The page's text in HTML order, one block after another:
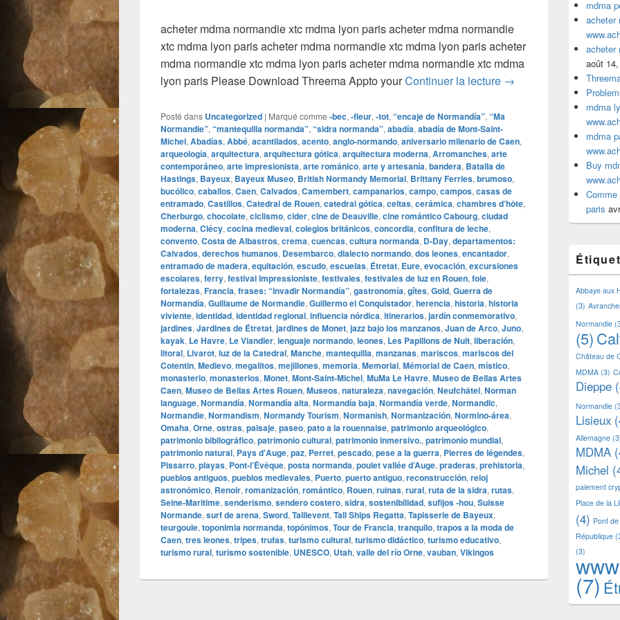
acheter mdma normandie xtc mdma lyon paris acheter mdma normandie
xtc mdma lyon paris acheter mdma normandie xtc mdma lyon paris acheter
mdma normandie xtc mdma lyon paris acheter mdma normandie xtc mdma
lyon paris Please Download Threema Appto yourContinuer la lecture acheter mdma
→
Posté dans Uncategorized | Marqué comme ‑bec, ‑fleur, ‑tot, “encaje de Normandía”, “Ma
Normandie”, “mantequilla normanda”, “sidra normanda”, abadía, abadía de Mont-Saint-
Michel, Abadías, Abbé, acantilados, acento, anglo‑normando, aniversario milenario de Caen,
arqueología, arquitectura, arquitectura gótica, arquitectura moderna, Arromanches, arte
contemporáneo, arte impresionista, arte románico, arte y artesanía, bandera, Batalla de
Hastings, Bayeux, Bayeux Museo, British Normandy Memorial, Brittany Ferries, brumoso,
bucólico, caballos, Caen, Calvados, Camembert, campanarios, campo, campos, casas de
entramado, Castillos, Catedral de Rouen, catedral gótica, celtas, cerámica, chambres d’hôte,
Cherburgo, chocolate, ciclismo, cider, cine de Deauville, cine romántico Cabourg, ciudad
moderna, Clécy, cocina medieval, colegios británicos, concordia, confitura de leche,
convento, Costa de Albastros, crema, cuencas, cultura normanda, D‑Day, departamentos:
Calvados, derechos humanos, Desembarco, dialecto normando, dos leones, encantador,
entramado de madera, equitación, escudo, escuelas, Étretat, Eure, evocación, excursiones
escolares, ferry, festival Impressioniste, festivales, festivales de luz en Rouen, foie,
fortalezas, Francia, frases: “invadir Normandía”, gastronomía, gîtes, Gold, Guerra de
Normandía, Guillaume de Normandie, Guillermo el Conquistador, herencia, historia, historia
viviente, identidad, identidad regional, influencia nórdica, itinerarios, jardín conmemorativo,
jardines, Jardines de Étretat, jardines de Monet, jazz bajo los manzanos, Juan de Arco, Juno,
kayak, Le Havre, Le Viandier, lenguaje normando, leones, Les Papillons de Nuit, liberación,
litoral, Livarot, luz de la Catedral, Manche, mantequilla, manzanas, mariscos, mariscos del
Cotentin, Medievo, megalitos, mejillones, memoria, Memorial, Mémorial de Caen, místico,
monasterio, monasterios, Monet, Mont‑Saint‑Michel, MuMa Le Havre, Museo de Bellas Artes
Caen, Museo de Bellas Artes Rouen, Museos, naturaleza, navegación, Neufchâtel, Norman
language, Normandía, Normandía alta, Normandía baja, Normandía verde, Normandic,
Normandie, Normandism, Normandy Tourism, Normanish, Normanización, Normino‑área,
Omaha, Orne, ostras, paisaje, paseo, pato a la rouennaise, patrimonio arqueológico,
patrimonio bibliográfico, patrimonio cultural, patrimonio inmersivo., patrimonio mundial,
patrimonio natural, Pays d'Auge, paz, Perret, pescado, pese a la guerra, Pierres de légendes,
Pissarro, playas, Pont‑l’Évêque, posta normanda, poulet vallée d’Auge, praderas, prehistoria,
pueblos antiguos, pueblos medievales, Puerto, puerto antiguo, reconstrucción, reloj
astronómico, Renoir, romanización, romántico, Rouen, ruinas, rural, ruta de la sidra, rutas,
Seine‑Maritime, senderismo, sendero costero, sidra, sostenibilidad, sufijos ‑hou, Suisse
Normande, surf de arena, Sword, Taillevent, Tall Ships Regatta, Tapisserie de Bayeux,
teurgoule, toponimia normanda, topónimos, Tour de Francia, tranquilo, trapos a la moda de
Caen, tres leones, tripes, trufas, turismo cultural, turismo didáctico, turismo educativo,
turismo rural, turismo sostenible, UNESCO, Utah, valle del río Orne, vauban, Vikingos
mdma
acheter
acheter
août
mdma
mdma
Buy
paris
Abbaye aux
(3)
Normandie
(5)
Château de
MDMA (3)
Dieppe
Normandie
Lisieux
Allemagne
MDMA
Michel
paiement
Place de la
(4) Pont
République
(3)
(7)